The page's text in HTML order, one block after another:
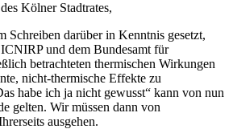
Kölner Stadtrates,
Schreiben darüber in Kenntnis gesetzt,
und dem Bundesamt für
betrachteten thermischen Wirkungen
nicht-thermische Effekte zu
habe ich ja nicht gewusst“ kann von nun
gelten. Wir müssen dann von
ausgehen.